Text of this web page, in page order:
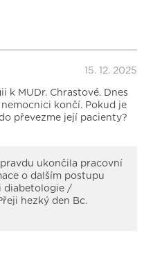
15. 12. 2025
k MUDr. Chrastové. Dnes
končí. Pokud je
převezme její pacienty?
ukončila pracovní
o dalším postupu
diabetologie /
hezký den Bc.